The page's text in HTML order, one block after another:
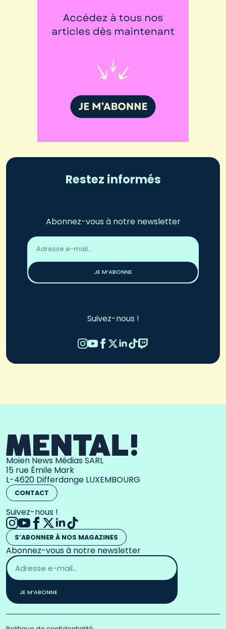
Restez informés
Abonnez-vous à notre newsletter
Adresse
email
JE M’ABONNE
Suivez-nous !
Moien News Médias SARL
15 rue Émile Mark
L-4620 Differdange LUXEMBOURG
CONTACT
Suivez-nous !
S’ABONNER À NOS MAGAZINES
Abonnez-vous à notre newsletter
Adresse
email
*
JE M’ABONNE